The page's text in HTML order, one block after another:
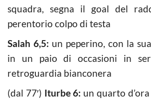
squadra, segna il goal del
perentorio colpo di testa
Salah 6,5: un peperino, con la
in un paio di occasioni in
retroguardia bianconera
(dal 77′) Iturbe 6: un quarto